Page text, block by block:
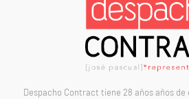
Despacho Contract tiene 28 años años